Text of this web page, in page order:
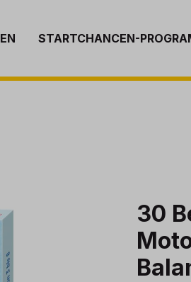
STARTCHANCEN-
30